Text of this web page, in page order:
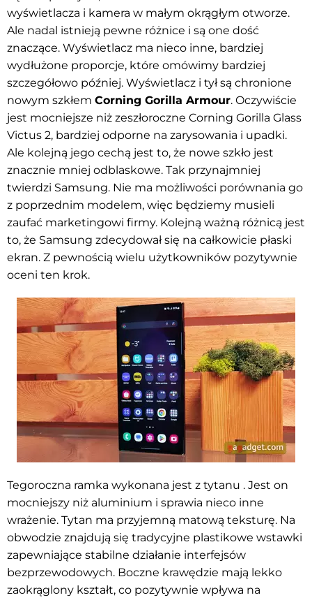
wyświetlacza i kamera w małym okrągłym otworze.
Ale nadal istnieją pewne różnice i są one dość
znaczące. Wyświetlacz ma nieco inne, bardziej
wydłużone proporcje, które omówimy bardziej
szczegółowo później. Wyświetlacz i tył są chronione
nowym szkłem Corning Gorilla Armour. Oczywiście
jest mocniejsze niż zeszłoroczne Corning Gorilla Glass
Victus 2, bardziej odporne na zarysowania i upadki.
Ale kolejną jego cechą jest to, że nowe szkło jest
znacznie mniej odblaskowe. Tak przynajmniej
twierdzi Samsung. Nie ma możliwości porównania go
z poprzednim modelem, więc będziemy musieli
zaufać marketingowi firmy. Kolejną ważną różnicą jest
to, że Samsung zdecydował się na całkowicie płaski
ekran. Z pewnością wielu użytkowników pozytywnie
oceni ten krok.
Tegoroczna ramka wykonana jest z tytanu . Jest on
mocniejszy niż aluminium i sprawia nieco inne
wrażenie. Tytan ma przyjemną matową teksturę. Na
obwodzie znajdują się tradycyjne plastikowe wstawki
zapewniające stabilne działanie interfejsów
bezprzewodowych. Boczne krawędzie mają lekko
zaokrąglony kształt, co pozytywnie wpływa na